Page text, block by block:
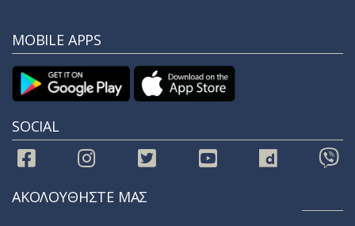
MOBILE APPS
SOCIAL
ΑΚΟΛΟΥΘΗΣΤΕ ΜΑΣ